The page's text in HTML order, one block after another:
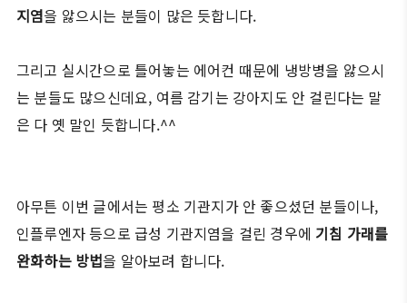
지염을 앓으시는 분들이 많은 듯합니다.
그리고 실시간으로 틀어놓는 에어컨 때문에 냉방병을 앓으시
는 분들도 많으신데요, 여름 감기는 강아지도 안 걸린다는 말
은 다 옛 말인 듯합니다.^^
아무튼 이번 글에서는 평소 기관지가 안 좋으셨던 분들이나,
인플루엔자 등으로 급성 기관지염을 걸린 경우에 기침 가래를
완화하는 방법을 알아보려 합니다.